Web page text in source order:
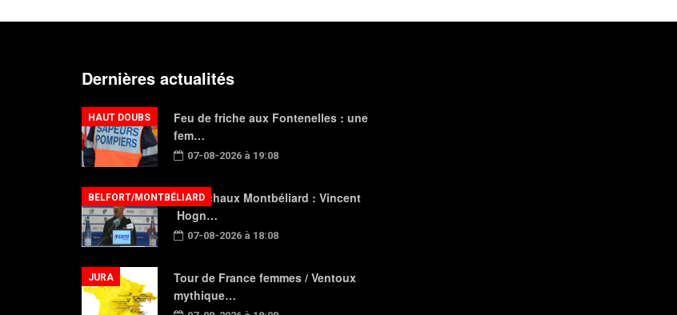
Dernières actualités
Feu de friche aux Fontenelles : une
fem…
07-08-2026 à 19:08
HAUT DOUBS
FC Sochaux Montbéliard : Vincent
Hogn…
07-08-2026 à 18:08
BELFORT/MONTBÉLIARD
Tour de France femmes / Ventoux
mythique…
JURA